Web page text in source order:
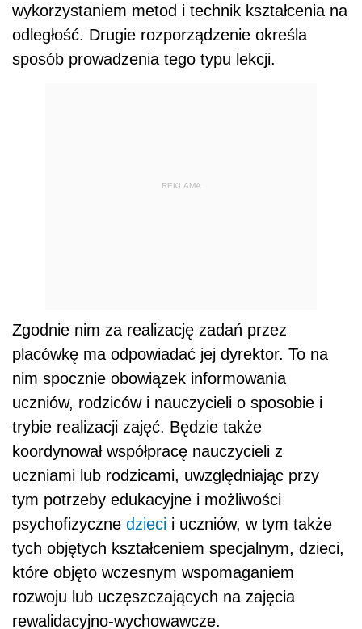
wykorzystaniem metod i technik kształcenia na
odległość. Drugie rozporządzenie określa
sposób prowadzenia tego typu lekcji.
REKLAMA
Zgodnie nim za realizację zadań przez
placówkę ma odpowiadać jej dyrektor. To na
nim spocznie obowiązek informowania
uczniów, rodziców i nauczycieli o sposobie i
trybie realizacji zajęć. Będzie także
koordynował współpracę nauczycieli z
uczniami lub rodzicami, uwzględniając przy
tym potrzeby edukacyjne i możliwości
psychofizyczne dzieci i uczniów, w tym także
tych objętych kształceniem specjalnym, dzieci,
które objęto wczesnym wspomaganiem
rozwoju lub uczęszczających na zajęcia
rewalidacyjno-wychowawcze.